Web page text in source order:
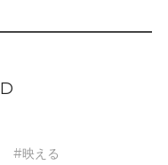
#映える